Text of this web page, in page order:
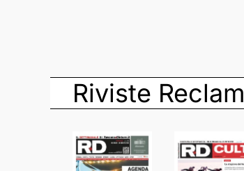
Riviste Reclam